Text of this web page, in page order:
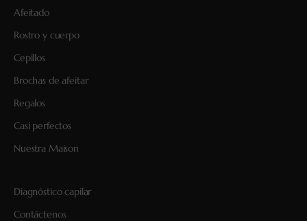
Afeitado
Rostro y cuerpo
Cepillos
Brochas de afeitar
Regalos
Casi perfectos
Nuestra Maison
Diagnóstico capilar
Contáctenos